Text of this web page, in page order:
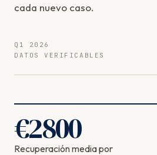
cada nuevo caso.
Q1 2026
DATOS VERIFICABLES
€2800
Recuperación media por